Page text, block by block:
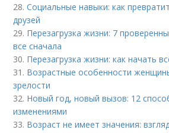
28.Социальные навыки: как
друзей
29. Перезагрузка жизни: 7
все сначала
30. Перезагрузка жизни: как начать
31. Возрастные особенности
зрелости
32. Новый год, новый вызов: 12
изменениями
33. Возраст не имеет значения: